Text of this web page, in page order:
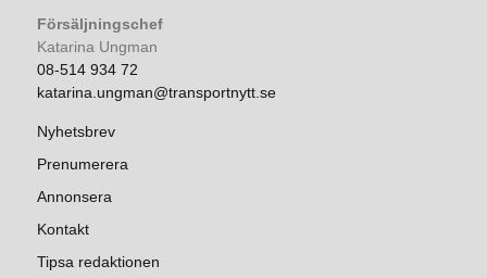
Försäljningschef
Katarina Ungman
08-514 934 72
katarina.ungman@transportnytt.se
Nyhetsbrev
Prenumerera
Annonsera
Kontakt
Tipsa redaktionen